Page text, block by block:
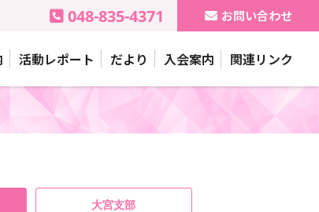
お問い合わせ
048-835-4371
活動レポート だより 入会案内 関連リンク
大宮支部